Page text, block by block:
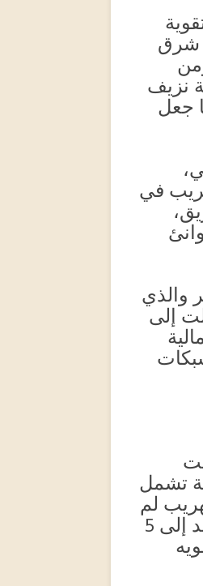
شرق
نزيف
جعل
في
والذي
إلى
تشمل
لم
تعد نشاطًا محدودًا، بل تحولت إلى منظومة عابرة للحدود، تمتد إلى 5